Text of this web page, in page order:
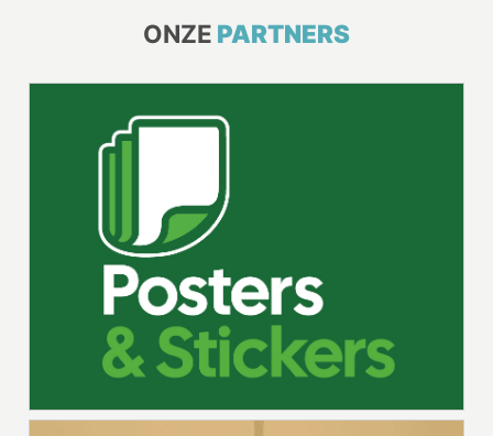
ONZE PARTNERS